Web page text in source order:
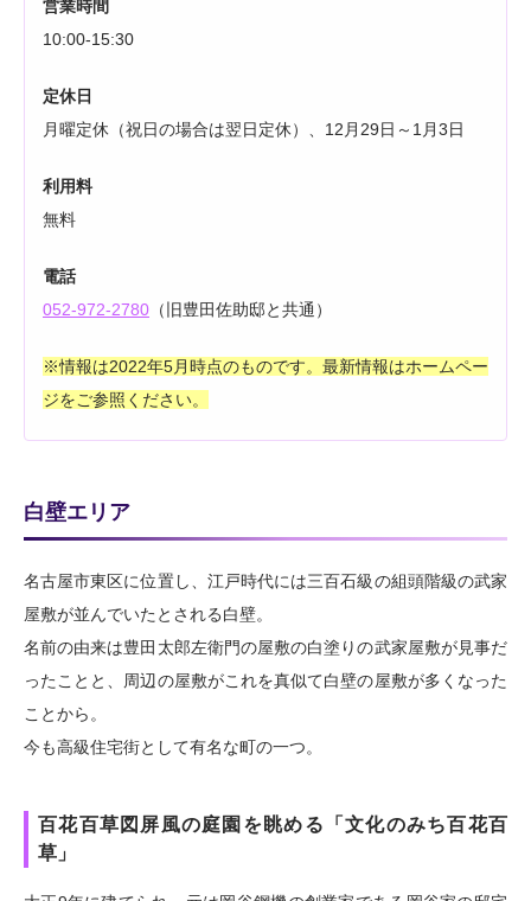
営業時間
10:00-15:30
定休日
月曜定休（祝日の場合は翌日定休）、12月29日～1月3日
利用料
無料
電話
052-972-2780 （旧豊田佐助邸と共通）
※情報は2022年5月時点のものです。最新情報はホームペー
ジをご参照ください。
白壁エリア
名古屋市東区に位置し、江戸時代には三百石級の組頭階級の武家
屋敷が並んでいたとされる白壁。
名前の由来は豊田太郎左衛門の屋敷の白塗りの武家屋敷が見事だ
ったことと、周辺の屋敷がこれを真似て白壁の屋敷が多くなった
ことから。
今も高級住宅街として有名な町の一つ。
百花百草図屏風の庭園を眺める「文化のみち百花百
草」